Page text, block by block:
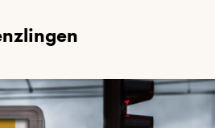
nzlingen